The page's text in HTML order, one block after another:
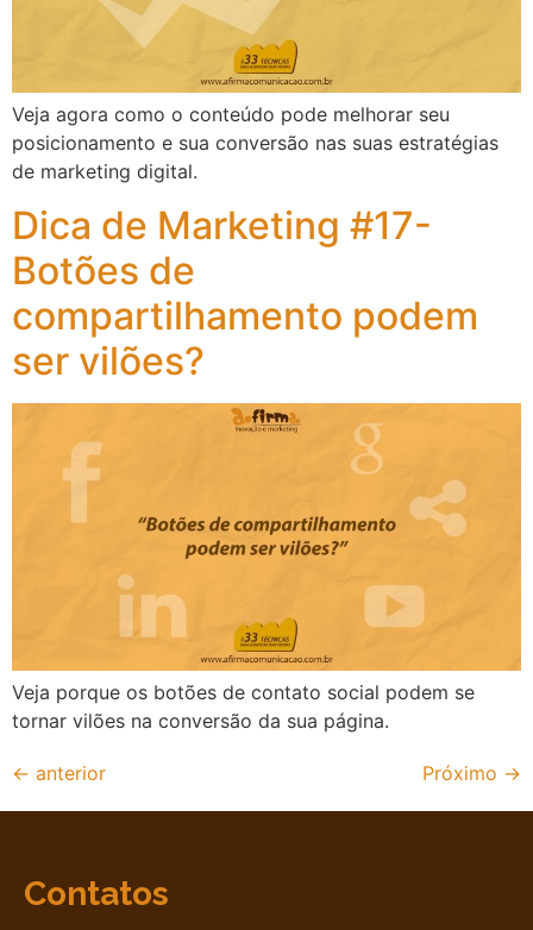
Veja agora como o conteúdo pode melhorar seu
posicionamento e sua conversão nas suas estratégias
de marketing digital.
Dica de Marketing #17-
Botões de
compartilhamento podem
ser vilões?
Veja porque os botões de contato social podem se
tornar vilões na conversão da sua página.
← anterior Próximo →
Contatos